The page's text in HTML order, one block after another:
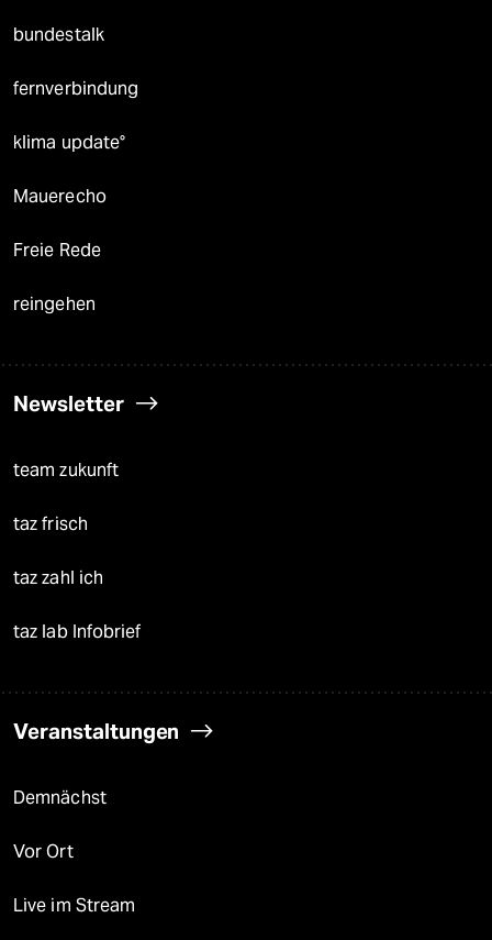
bundestalk
fernverbindung
klima update°
Mauerecho
Freie Rede
reingehen
Newsletter
team zukunft
taz frisch
taz zahl ich
taz lab Infobrief
Veranstaltungen
Demnächst
Vor Ort
Live im Stream